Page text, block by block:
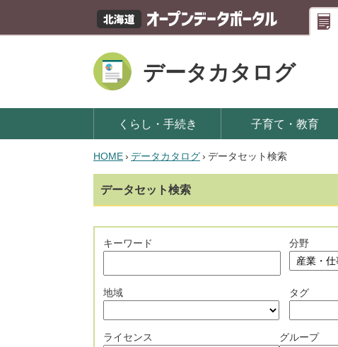
データカタログ
くらし・手続き 子育て・教育
HOME› データカタログ› データセット検索
データセット検索
キーワード 分野
地域 タグ
ライセンス グループ